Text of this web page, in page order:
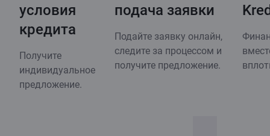
условия
кредита
Получите
индивидуальное
предложение.
подача заявки
Подайте заявку онлайн,
следите за процессом и
получите предложение.